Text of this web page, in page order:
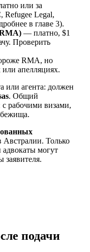
или за
Refugee Legal,
в главе 3).
— платно, $1
Проверить
RMA, но
апелляциях.
или агента: должен
. Общий
рабочими визами,
Австралии. Только
могут
заявителя.
подачи